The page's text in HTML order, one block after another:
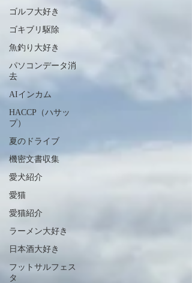
ゴルフ大好き
ゴキブリ駆除
魚釣り大好き
パソコンデータ消
去
AIインカム
HACCP（ハサッ
プ）
夏のドライブ
機密文書収集
愛犬紹介
愛猫
愛猫紹介
ラーメン大好き
日本酒大好き
フットサルフェス
タ